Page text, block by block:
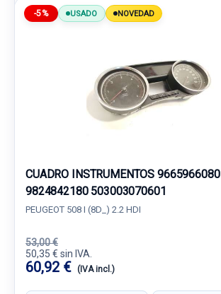
-5% USADO NOVEDAD
CUADRO INSTRUMENTOS 9665966080
9824842180 503003070601
PEUGEOT 508 I (8D_) 2.2 HDI
53,00 €
50,35 € sin IVA.
60,92 € (IVA incl.)